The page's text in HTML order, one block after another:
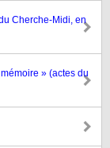
Cherche-Midi, en
» (actes du